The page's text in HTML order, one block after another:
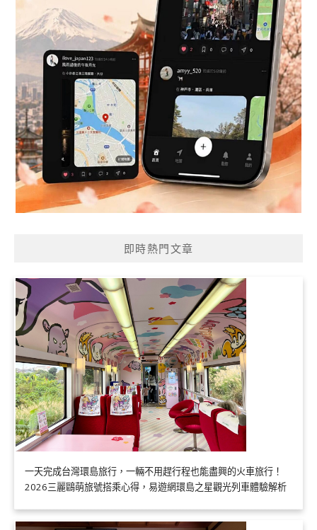
即時熱門文章
一天完成台灣環島旅行，一輛不用趕行程也能盡興的火車旅行！
2026三麗鷗萌旅號搭乘心得，易遊網環島之星觀光列車體驗解析